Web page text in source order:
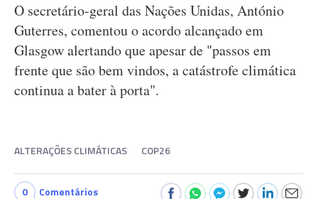
O secretário-geral das Nações Unidas, António
Guterres, comentou o acordo alcançado em
Glasgow alertando que apesar de "passos em
frente que são bem vindos, a catástrofe climática
continua a bater à porta".
ALTERAÇÕES CLIMÁTICAS COP26
0 Comentários